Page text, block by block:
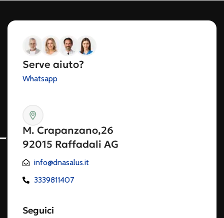
Serve aiuto?
Whatsapp
M. Crapanzano,26
92015 Raffadali AG
info@dnasalus.it
3339811407
Seguici